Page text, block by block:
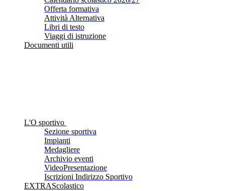
Offerta formativa
Attività Alternativa
Libri di testo
Viaggi di istruzione
Documenti utili
L'O sportivo
Sezione sportiva
Impianti
Medagliere
Archivio eventi
VideoPresentazione
Iscrizioni Indirizzo Sportivo
EXTRAScolastico